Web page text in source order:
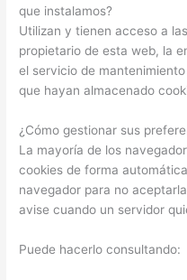
que instalamos?
Utilizan y tienen acceso a
propietario de esta web, la
el servicio de
que hayan almacenado
¿Cómo gestionar sus
La mayoría de los
cookies de forma
navegador para no
avise cuando un servidor
Puede hacerlo consultando: